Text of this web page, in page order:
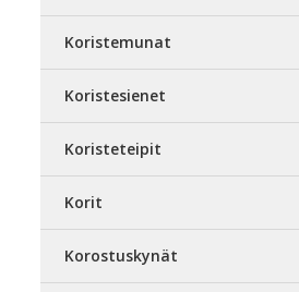
Koristemunat
Koristesienet
Koristeteipit
Korit
Korostuskynät